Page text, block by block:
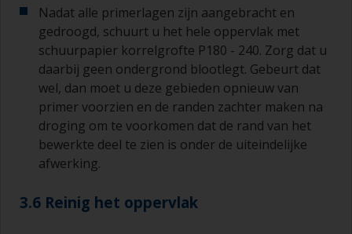
Nadat alle primerlagen zijn aangebracht en
gedroogd, schuurt u het hele oppervlak met
schuurpapier korrelgrofte P180 - 240. Zorg dat u
daarbij geen ondergrond blootlegt. Gebeurt dat
wel, dan moet u deze gebieden opnieuw van
primer voorzien en de randen zachter maken na
droging om te voorkomen dat de rand van het
bewerkte deel te zien is onder de uiteindelijke
afwerking.
3.6 Reinig het oppervlak